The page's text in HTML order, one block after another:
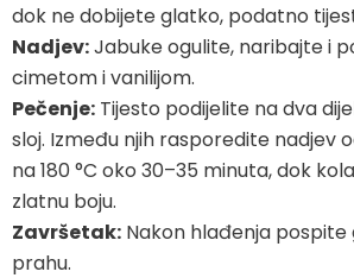
dok ne dobijete glatko, podatno
Nadjev:Jabuke ogulite, naribajte i
cimetom i vanilijom.
Pečenje: Tijesto podijelite na dva
sloj. Između njih rasporedite nadjev
na 180 °C oko 30–35 minuta, dok
zlatnu boju.
Završetak: Nakon hlađenja
prahu.